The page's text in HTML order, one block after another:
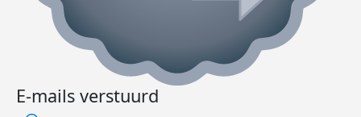
E-mails verstuurd